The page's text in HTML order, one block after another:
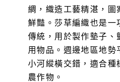
綢，織造工藝精湛，圖
鮮豔。莎草編織也是一
傳統，用於製作墊子、
用物品。週邊地區地勢
小河縱橫交錯，適合種
農作物。